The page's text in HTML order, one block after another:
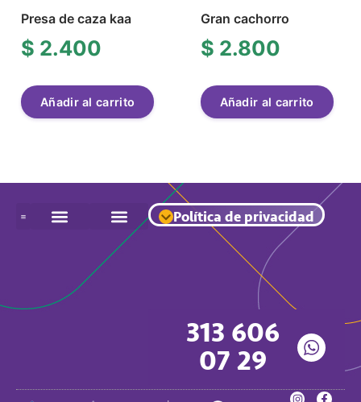
Presa de caza kaa
$ 2.400
Añadir al carrito
Gran cachorro
$ 2.800
Añadir al carrito
Política de privacidad
313 606
07 29